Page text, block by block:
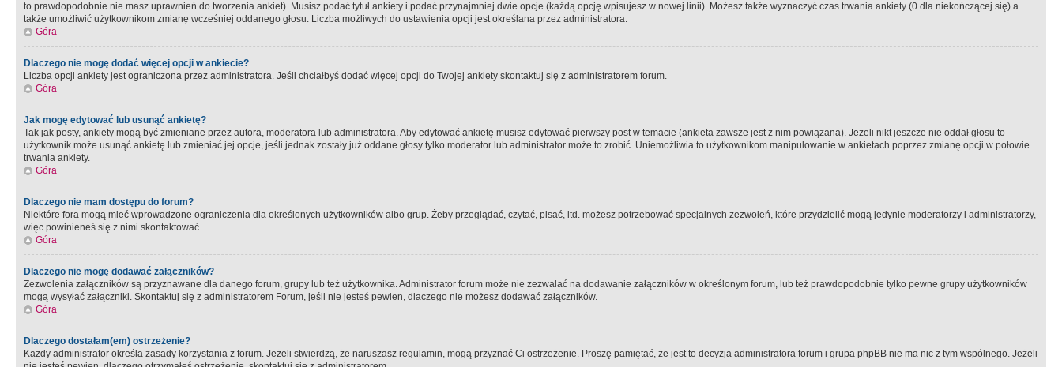
to prawdopodobnie nie masz uprawnień do tworzenia ankiet). Musisz podać tytuł ankiety i podać przynajmniej dwie opcje (każdą opcję wpisujesz w nowej linii). Możesz także wyznaczyć czas trwania ankiety (0 dla niekończącej się) a
także umożliwić użytkownikom zmianę wcześniej oddanego głosu. Liczba możliwych do ustawienia opcji jest określana przez administratora.
Góra
Dlaczego nie mogę dodać więcej opcji w ankiecie?
Liczba opcji ankiety jest ograniczona przez administratora. Jeśli chciałbyś dodać więcej opcji do Twojej ankiety skontaktuj się z administratorem forum.
Góra
Jak mogę edytować lub usunąć ankietę?
Tak jak posty, ankiety mogą być zmieniane przez autora, moderatora lub administratora. Aby edytować ankietę musisz edytować pierwszy post w temacie (ankieta zawsze jest z nim powiązana). Jeżeli nikt jeszcze nie oddał głosu to
użytkownik może usunąć ankietę lub zmieniać jej opcje, jeśli jednak zostały już oddane głosy tylko moderator lub administrator może to zrobić. Uniemożliwia to użytkownikom manipulowanie w ankietach poprzez zmianę opcji w połowie
trwania ankiety.
Góra
Dlaczego nie mam dostępu do forum?
Niektóre fora mogą mieć wprowadzone ograniczenia dla określonych użytkowników albo grup. Żeby przeglądać, czytać, pisać, itd. możesz potrzebować specjalnych zezwoleń, które przydzielić mogą jedynie moderatorzy i administratorzy,
więc powinieneś się z nimi skontaktować.
Góra
Dlaczego nie mogę dodawać załączników?
Zezwolenia załączników są przyznawane dla danego forum, grupy lub też użytkownika. Administrator forum może nie zezwalać na dodawanie załączników w określonym forum, lub też prawdopodobnie tylko pewne grupy użytkowników
mogą wysyłać załączniki. Skontaktuj się z administratorem Forum, jeśli nie jesteś pewien, dlaczego nie możesz dodawać załączników.
Góra
Dlaczego dostałam(em) ostrzeżenie?
Każdy administrator określa zasady korzystania z forum. Jeżeli stwierdzą, że naruszasz regulamin, mogą przyznać Ci ostrzeżenie. Proszę pamiętać, że jest to decyzja administratora forum i grupa phpBB nie ma nic z tym wspólnego. Jeżeli